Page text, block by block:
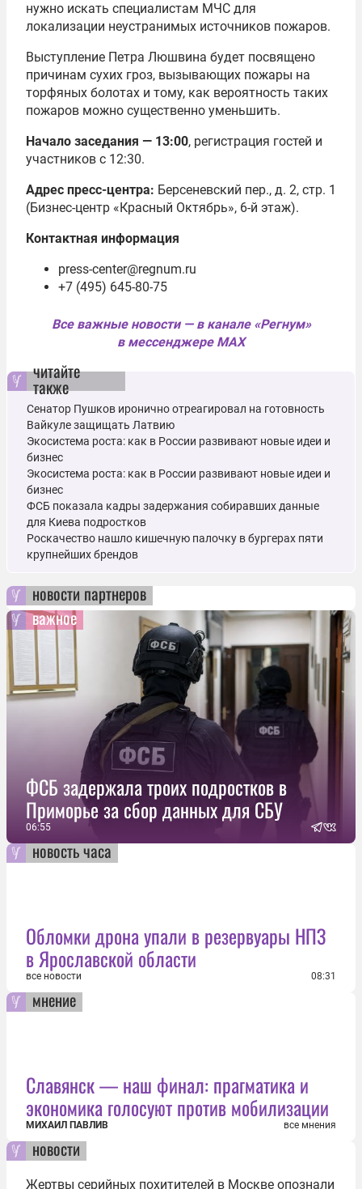
нужно искать специалистам МЧС для
локализации неустранимых источников пожаров.
Выступление Петра Люшвина будет посвящено
причинам сухих гроз, вызывающих пожары на
торфяных болотах и тому, как вероятность таких
пожаров можно существенно уменьшить.
Начало заседания — 13:00, регистрация гостей и
участников с 12:30.
Адрес пресс-центра: Берсеневский пер., д. 2, стр. 1
(Бизнес-центр «Красный Октябрь», 6-й этаж).
Контактная информация
press-center@regnum.ru
+7 (495) 645-80-75
Все важные новости — в канале «Регнум»
в мессенджере MAX
читайте
также
Сенатор Пушков иронично отреагировал на готовность
Вайкуле защищать Латвию
Экосистема роста: как в России развивают новые идеи и
бизнес
Экосистема роста: как в России развивают новые идеи и
бизнес
ФСБ показала кадры задержания собиравших данные
для Киева подростков
Роскачество нашло кишечную палочку в бургерах пяти
крупнейших брендов
новости партнеров
важное
ФСБ задержала троих подростков в
Приморье за сбор данных для СБУ
06:55
новость часа
Обломки дрона упали в резервуары НПЗ
в Ярославской области
все новости 08:31
мнение
Славянск — наш финал: прагматика и
экономика голосуют против мобилизации
МИХАИЛ ПАВЛИВ все мнения
новости
Жертвы серийных похитителей в Москве опознали